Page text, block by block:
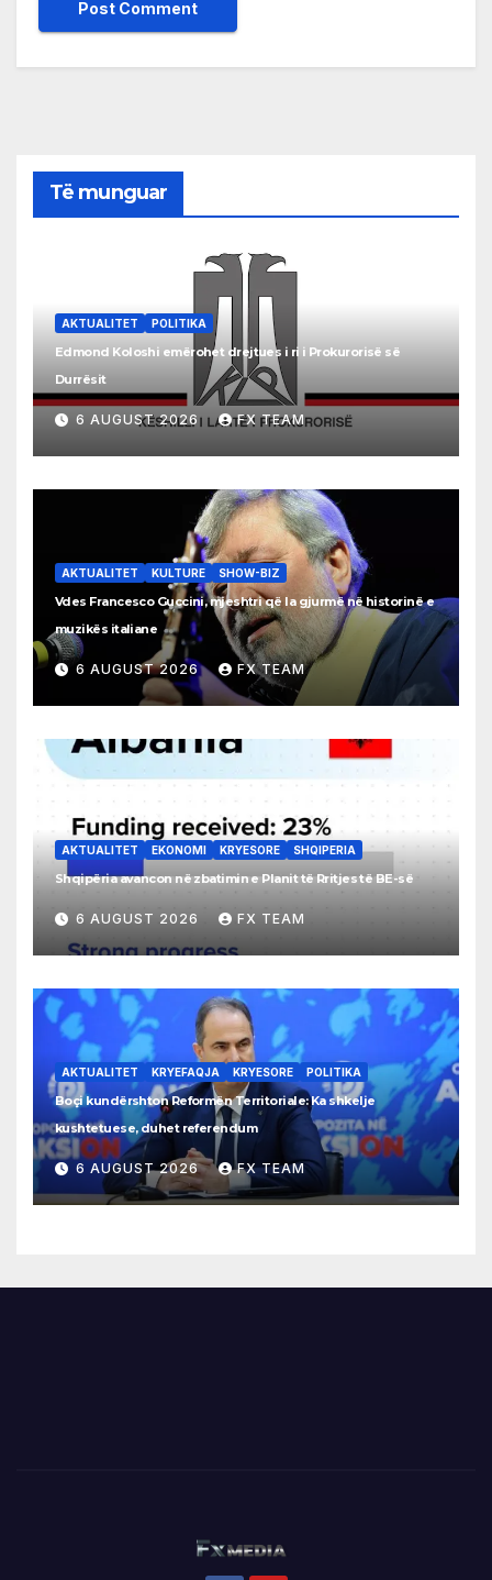
Të munguar
AKTUALITET POLITIKA
Edmond Koloshi emërohet drejtues i ri i Prokurorisë së
Durrësit
6 AUGUST 2026 FX TEAM
AKTUALITET KULTURE SHOW-BIZ
Vdes Francesco Guccini, mjeshtri që la gjurmë në historinë e
muzikës italiane
6 AUGUST 2026 FX TEAM
AKTUALITET EKONOMI KRYESORE SHQIPERIA
Shqipëria avancon në zbatimin e Planit të Rritjes të BE-së
6 AUGUST 2026 FX TEAM
AKTUALITET KRYEFAQJA KRYESORE POLITIKA
Boçi kundërshton Reformën Territoriale: Ka shkelje
kushtetuese, duhet referendum
6 AUGUST 2026 FX TEAM